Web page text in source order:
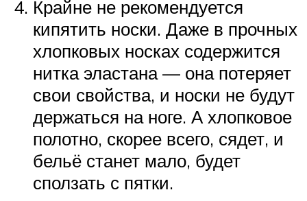
Крайне не рекомендуется
кипятить носки. Даже в прочных
хлопковых носках содержится
нитка эластана — она потеряет
свои свойства, и носки не будут
держаться на ноге. А хлопковое
полотно, скорее всего, сядет, и
бельё станет мало, будет
сползать с пятки.